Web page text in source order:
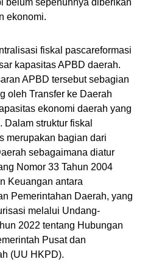
belum sepenuhnya diberikan
ekonomi.
fiskal pascareformasi
kapasitas APBD daerah.
APBD tersebut sebagian
oleh Transfer ke Daerah
ekonomi daerah yang
Dalam struktur fiskal
merupakan bagian dari
sebagaimana diatur
Nomor 33 Tahun 2004
Keuangan antara
Pemerintahan Daerah, yang
melalui Undang-
2022 tentang Hubungan
Pusat dan
(UU HKPD).